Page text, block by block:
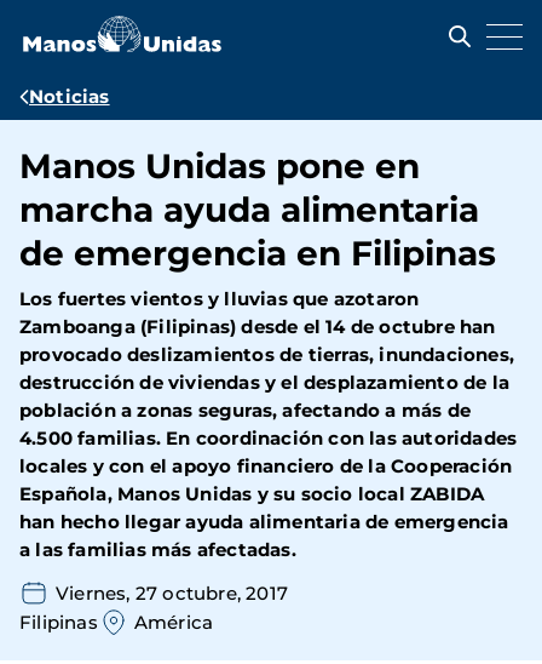
contenido
Ruta
navegación
Noticias
Manos Unidas pone en
marcha ayuda alimentaria
de emergencia en Filipinas
Los fuertes vientos y lluvias que azotaron
Zamboanga (Filipinas) desde el 14 de octubre han
provocado deslizamientos de tierras, inundaciones,
destrucción de viviendas y el desplazamiento de la
población a zonas seguras, afectando a más de
4.500 familias. En coordinación con las autoridades
locales y con el apoyo financiero de la Cooperación
Española, Manos Unidas y su socio local ZABIDA
han hecho llegar ayuda alimentaria de emergencia
a las familias más afectadas.
Viernes, 27 octubre, 2017
Filipinas
América